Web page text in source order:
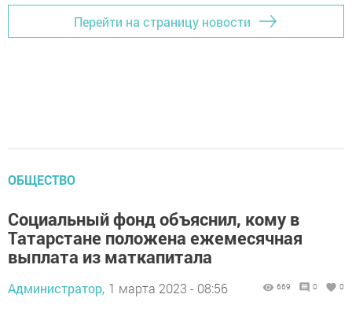
Перейти на страницу новости
ОБЩЕСТВО
Социальный фонд объяснил, кому в
Татарстане положена ежемесячная
выплата из маткапитала
Администратор, 1 марта 2023 - 08:56 669 0 0